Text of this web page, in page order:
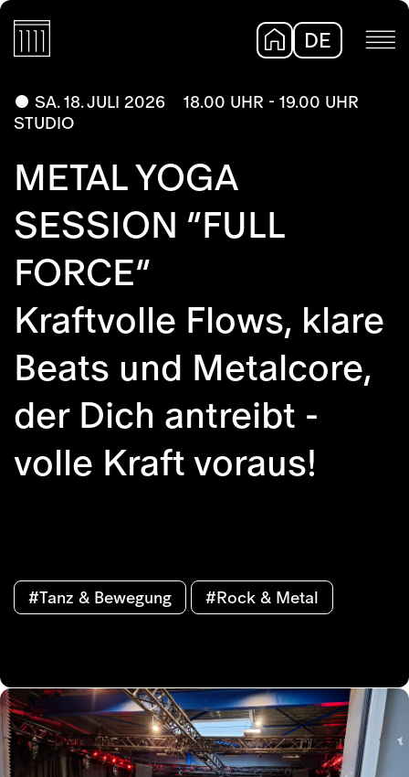
DE
SA. 18. JULI 2026
18.00 UHR - 19.00 UHR
STUDIO
METAL YOGA
SESSION “FULL
FORCE”
Kraftvolle Flows, klare
Beats und Metalcore,
der Dich antreibt -
volle Kraft voraus!
#Tanz & Bewegung #Rock & Metal